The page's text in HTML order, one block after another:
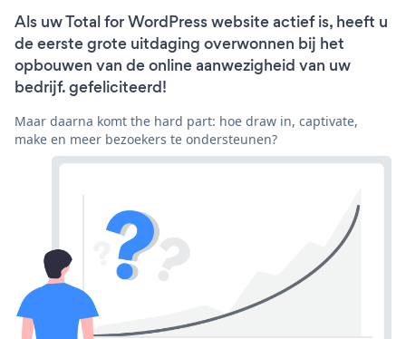
Als uw Total for WordPress website actief is, heeft u
de eerste grote uitdaging overwonnen bij het
opbouwen van de online aanwezigheid van uw
bedrijf. gefeliciteerd!
Maar daarna komt the hard part: hoe draw in, captivate,
make en meer bezoekers te ondersteunen?